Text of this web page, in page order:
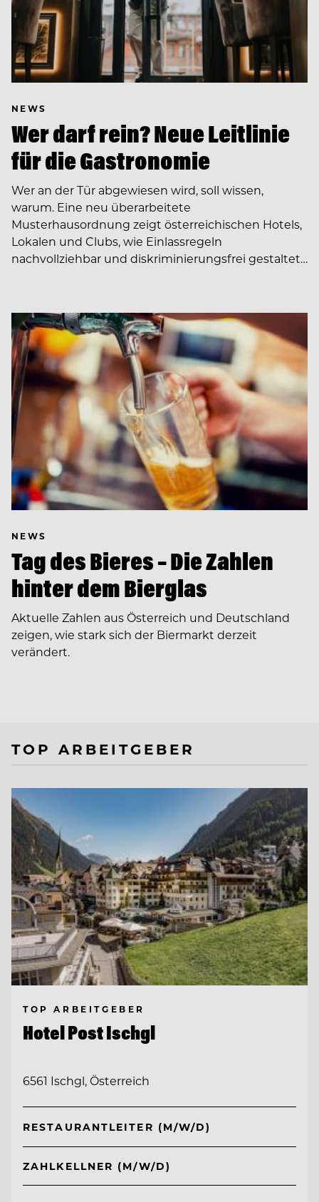
NEWS
Wer darf rein? Neue Leitlinie
für die Gastronomie
Wer an der Tür abgewiesen wird, soll wissen,
warum. Eine neu überarbeitete
Musterhausordnung zeigt österreichischen Hotels,
Lokalen und Clubs, wie Einlassregeln
nachvollziehbar und diskriminierungsfrei gestaltet…
NEWS
Tag des Bieres – Die Zahlen
hinter dem Bierglas
Aktuelle Zahlen aus Österreich und Deutschland
zeigen, wie stark sich der Biermarkt derzeit
verändert.
TOP ARBEITGEBER
TOP ARBEITGEBER
Hotel Post Ischgl
6561 Ischgl, Österreich
RESTAURANTLEITER (M/W/D)
ZAHLKELLNER (M/W/D)